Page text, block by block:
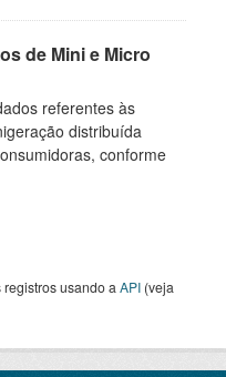
de Mini e Micro
referentes às
distribuída
conforme
usando a API (veja